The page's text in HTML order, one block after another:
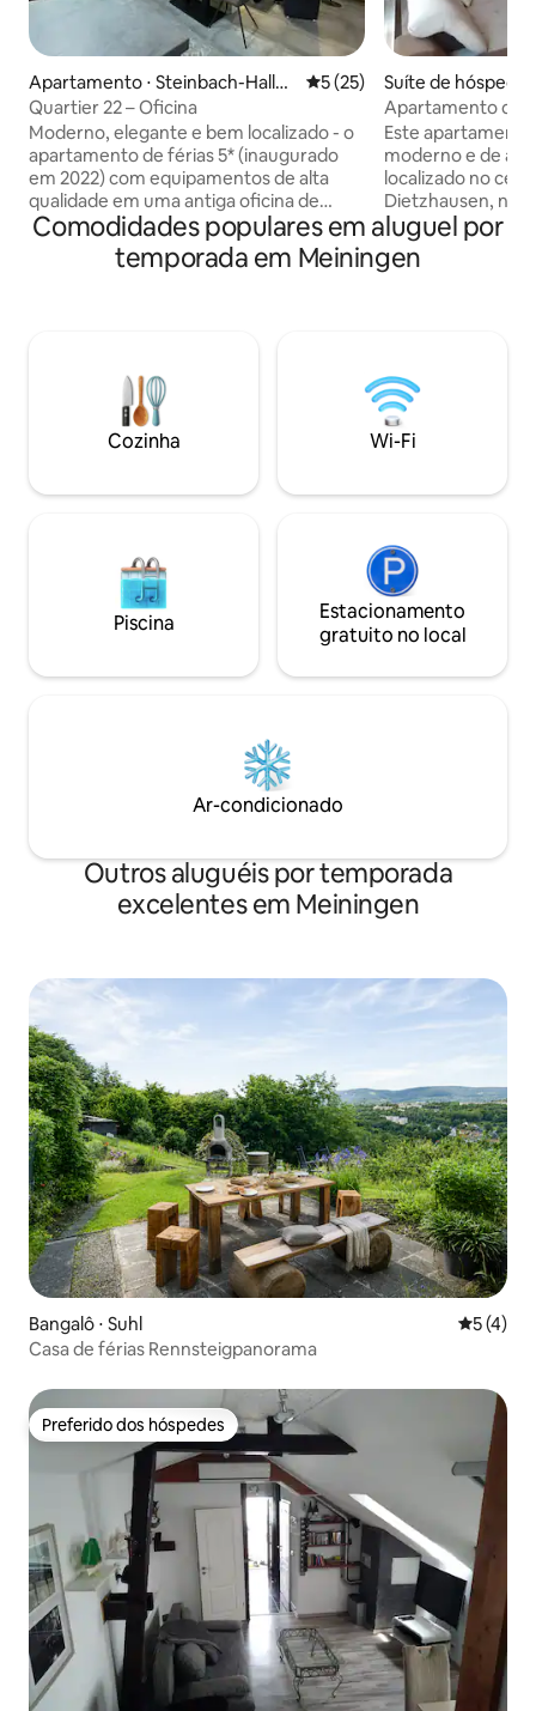
Apartamento ⋅ Steinbach-Hallen
berg
5 de uma avaliação média
5 (25)
Quartier 22 – Oficina
Moderno, elegante e bem localizado - o
apartamento de férias 5* (inaugurado
em 2022) com equipamentos de alta
qualidade em uma antiga oficina de
ferreiro totalmente reformada. O
apartamento de férias totalmente
equipado "Werkstatt" - no andar térreo
Rodeado por excelentes oportunidades
de caminhadas, é também o ponto de
partida para inúmeros destaques
turísticos no coração verde da
Suíte de hóspedes
Apartamento de
aconchegante na
Este
moderno e de
localizado no
Dietzhausen, na
estacionamento
restaurantes
distância. A
(Oberhof com
internacionais e
20-30 minutos de
transporte
Comodidades populares em aluguel por
temporada em Meiningen
Cozinha Wi-Fi
Piscina
Estacionamento
gratuito no local
Ar-condicionado
Outros aluguéis por temporada
excelentes em Meiningen
Bangalô ⋅ Suhl 5 de
5 (4)
Casa de férias Rennsteigpanorama
Preferido dos hóspedes
Preferido dos hóspedes